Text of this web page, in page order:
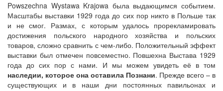
Powszechna Wystawa Krajowa была выдающимся событием.
Масштабы выставки 1929 года до сих пор никто в Польше так
и не смог. Размах, с которым удалось прорекламировать
достижения польского народного хозяйства и польских
товаров, сложно сравнить с чем-либо. Положительный эффект
выставки был отмечен повсеместно. Повшехна Выстава 1929
года до сих пор с нами. И мы можем увидеть её в том
наследии, которое она оставила Познани. Прежде всего – в
существующих и в наши дни постоянных павильонах и